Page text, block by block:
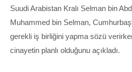
Suudi Arabistan Kralı Selman bin
Muhammed bin Selman,
gerekli iş birliğini yapma sözü
cinayetin planlı olduğunu açıkladı.